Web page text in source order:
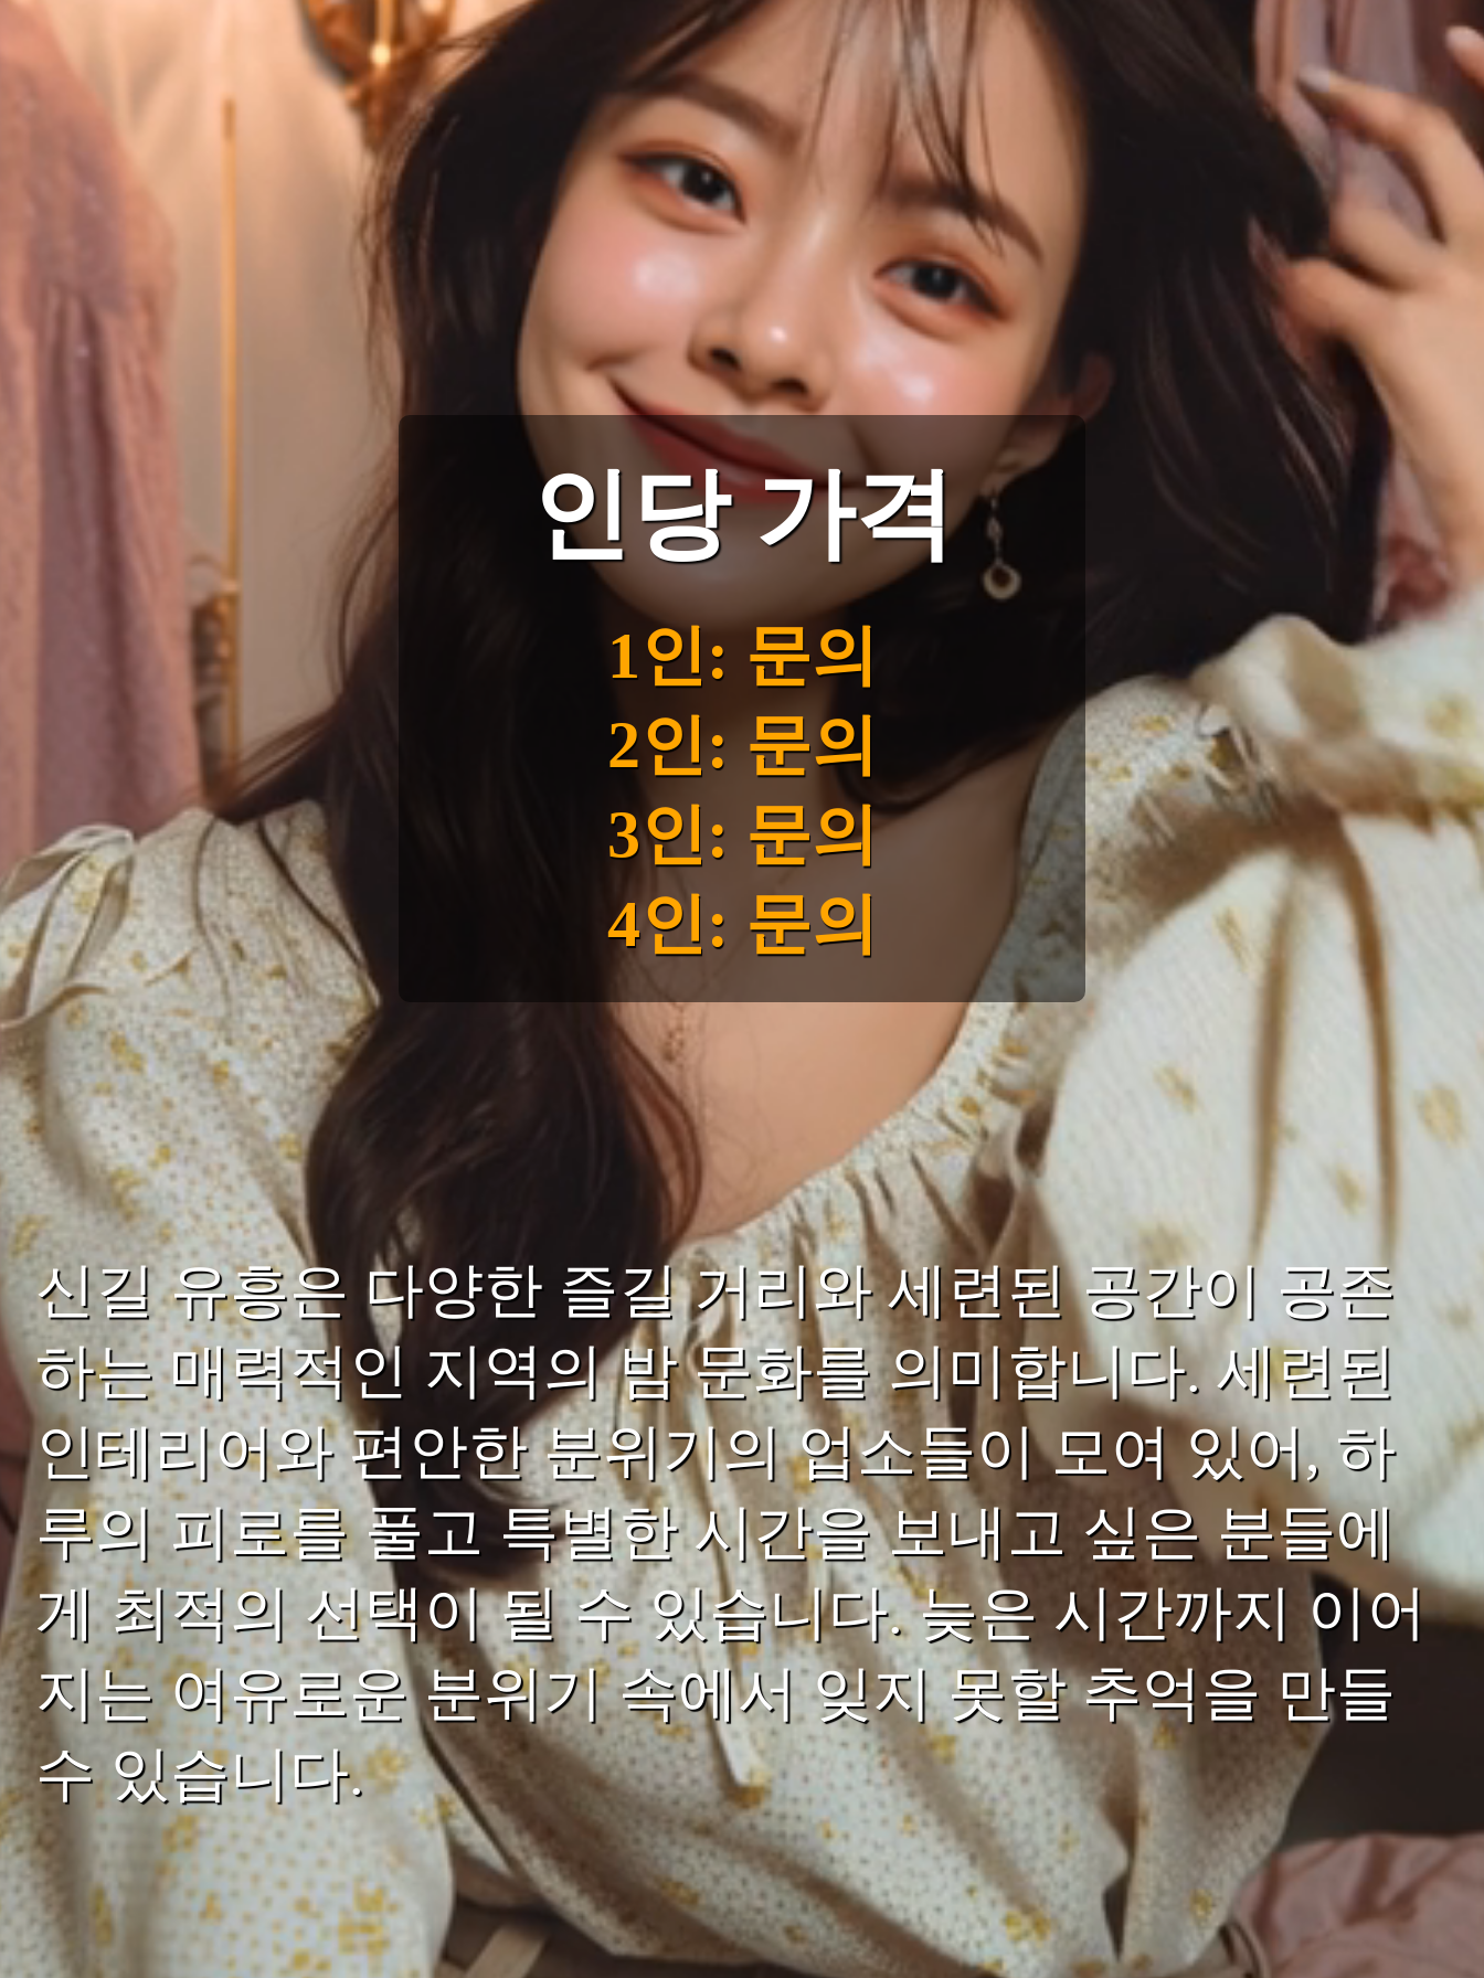
인당 가격
1인: 문의
2인: 문의
3인: 문의
4인: 문의
신길 유흥은 다양한 즐길 거리와 세련된 공간이 공존
하는 매력적인 지역의 밤 문화를 의미합니다. 세련된
인테리어와 편안한 분위기의 업소들이 모여 있어, 하
루의 피로를 풀고 특별한 시간을 보내고 싶은 분들에
게 최적의 선택이 될 수 있습니다. 늦은 시간까지 이어
지는 여유로운 분위기 속에서 잊지 못할 추억을 만들
수 있습니다.